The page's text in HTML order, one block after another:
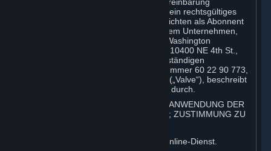
(nachfolgend die „Vereinbarung“) stellt ein rechtsgültiges
Dokument dar, das Ihre Rechte und Pflichten als Abonnent
von Steam über Valve Corporation, einem Unternehmen,
das dem Recht des US-Bundesstaats Washington
unterliegt, unter der Geschäftsadresse 10400 NE 4th St.,
Bellevue, WA 98004, USA und beim zuständigen
Washingtoner Ministerium unter der Nummer 60 22 90 773,
USt-IdNr. EU 8260 00671 registriert ist („Valve“), beschreibt
und regelt. Bitte lesen Sie sie sorgfältig durch.
1. REGISTRIERUNG ALS ABONNENT; ANWENDUNG DER
BEDINGUNGEN AUF SIE; IHR KONTO; ZUSTIMMUNG ZU
Steam ist ein von Valve angebotener Online-Dienst.